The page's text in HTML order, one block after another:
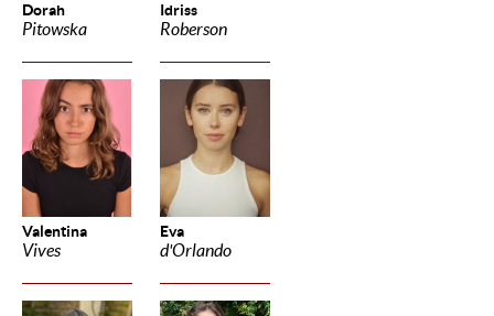
Dorah
Pitowska
Idriss
Roberson
Valentina
Vives
Eva
d'Orlando